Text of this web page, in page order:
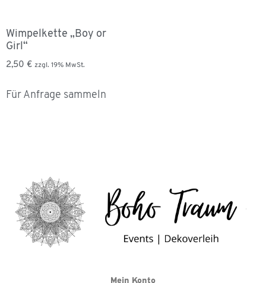
Wimpelkette „Boy or
Girl“
2,50 € zzgl. 19% MwSt.
Für Anfrage sammeln
Mein Konto